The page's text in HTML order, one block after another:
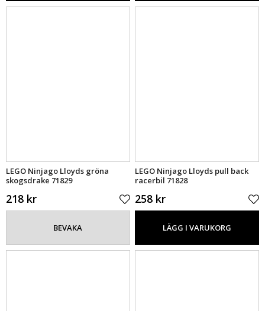
LEGO Ninjago Lloyds gröna
skogsdrake 71829
218 kr
BEVAKA
LEGO Ninjago Lloyds pull back
racerbil 71828
258 kr
LÄGG I VARUKORG